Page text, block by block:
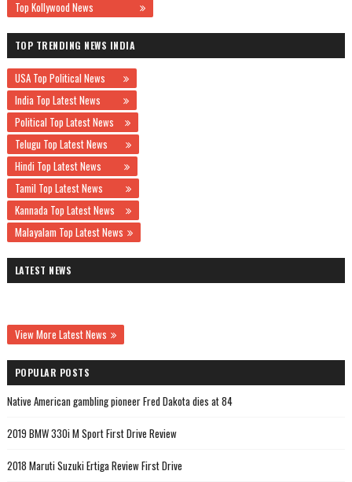
Top Kollywood News
TOP TRENDING NEWS INDIA
USA Top Political News
India Top Latest News
Political Top Latest News
Telugu Top Latest News
Hindi Top Latest News
Tamil Top Latest News
Kannada Top Latest News
Malayalam Top Latest News
LATEST NEWS
View More Latest News
POPULAR POSTS
Native American gambling pioneer Fred Dakota dies at 84
2019 BMW 330i M Sport First Drive Review
2018 Maruti Suzuki Ertiga Review First Drive